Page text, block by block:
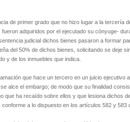
de primer grado que no hizo lugar a la tercería
adquiridos por el ejecutado su cónyuge-
judicial dichos bienes pasaron a formar
del 50% de dichos bienes, solicitando se deje
y de los inmuebles que indica.
que hace un tercero en un juicio ejecutivo
alce el embargo; de modo que su finalidad
que ha recaído sobre ellos y que lesiona dichos
a lo dispuesto en los artículos 582 y 583